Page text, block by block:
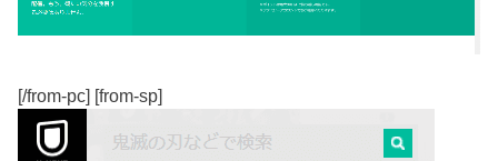
[/from-pc] [from-sp]